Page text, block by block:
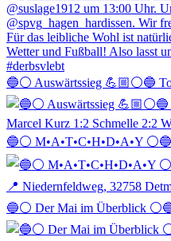
🔵⚪️ Auswärtssieg 💪🏼⚪️🔵
🔵⚪️ M•A•T•C•H•D•A•Y
🔵⚪️ Der Mai im Überblick